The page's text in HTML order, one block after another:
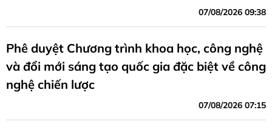
07/08/2026 09:38
Phê duyệt Chương trình khoa học, công nghệ
và đổi mới sáng tạo quốc gia đặc biệt về công
nghệ chiến lược
07/08/2026 07:15